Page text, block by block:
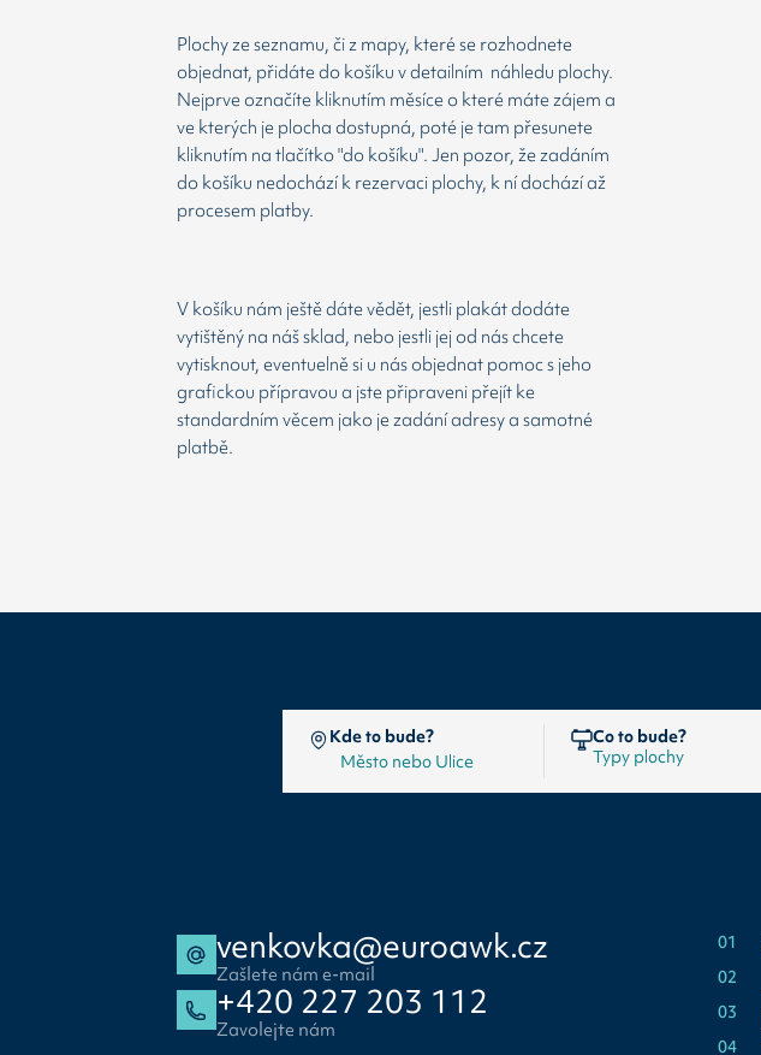
Plochy ze seznamu, či z mapy, které se rozhodnete
objednat, přidáte do košíku v detailním náhledu plochy.
Nejprve označíte kliknutím měsíce o které máte zájem a
ve kterých je plocha dostupná, poté je tam přesunete
kliknutím na tlačítko "do košíku". Jen pozor, že zadáním
do košíku nedochází k rezervaci plochy, k ní dochází až
procesem platby.
V košíku nám ještě dáte vědět, jestli plakát dodáte
vytištěný na náš sklad, nebo jestli jej od nás chcete
vytisknout, eventuelně si u nás objednat pomoc s jeho
grafickou přípravou a jste připraveni přejít ke
standardním věcem jako je zadání adresy a samotné
platbě.
Kde to bude? Co to bude?
venkovka@euroawk.cz
Zašlete nám e-mail
+420 227 203 112
Zavolejte nám
01
02
03
04